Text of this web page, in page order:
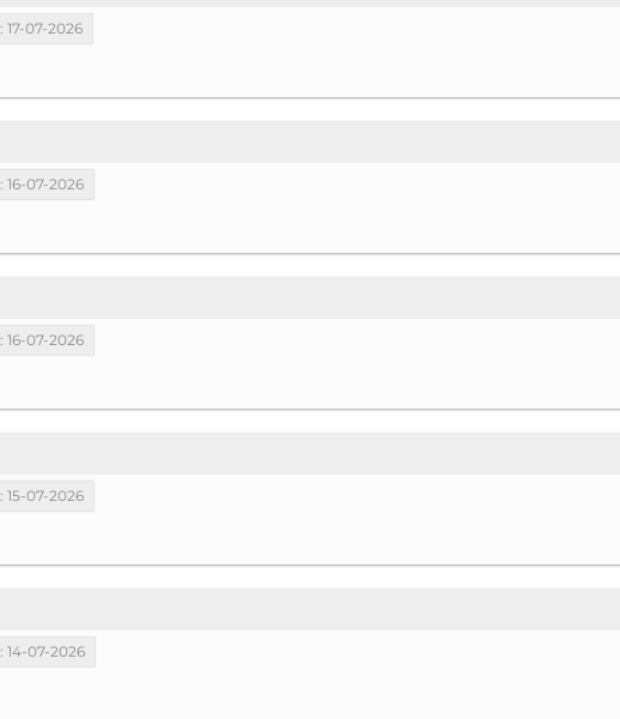
17-07-2026
16-07-2026
16-07-2026
15-07-2026
14-07-2026